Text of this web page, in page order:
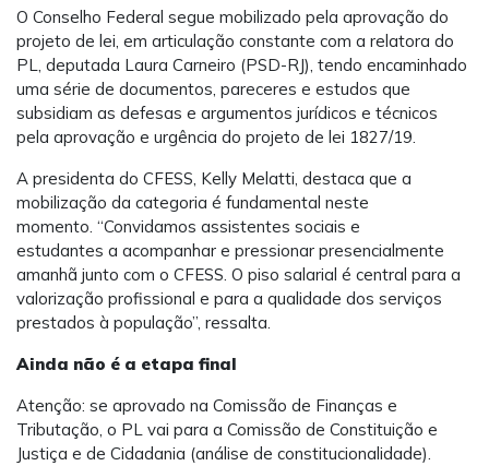
O Conselho Federal segue mobilizado pela aprovação do
projeto de lei, em articulação constante com a relatora do
PL, deputada Laura Carneiro (PSD-RJ), tendo encaminhado
uma série de documentos, pareceres e estudos que
subsidiam as defesas e argumentos jurídicos e técnicos
pela aprovação e urgência do projeto de lei 1827/19.
A presidenta do CFESS, Kelly Melatti, destaca que a
mobilização da categoria é fundamental neste
momento. “Convidamos assistentes sociais e
estudantes a acompanhar e pressionar presencialmente
amanhã junto com o CFESS. O piso salarial é central para a
valorização profissional e para a qualidade dos serviços
prestados à população”, ressalta.
Ainda não é a etapa final
Atenção: se aprovado na Comissão de Finanças e
Tributação, o PL vai para a Comissão de Constituição e
Justiça e de Cidadania (análise de constitucionalidade).